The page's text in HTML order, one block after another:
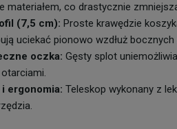
materiałem, co drastycznie
(7,5 cm): Proste krawędzie
uciekać pionowo wzdłuż
oczka: Gęsty splot
ergonomia: Teleskop wykonany z